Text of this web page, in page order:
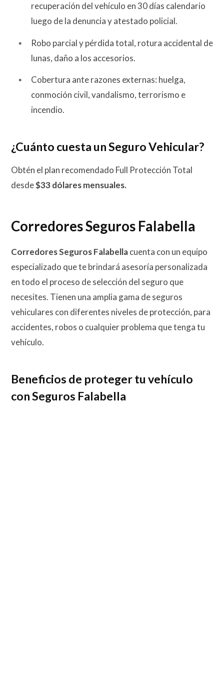
recuperación del vehículo en 30 días calendario
luego de la denuncia y atestado policial.
Robo parcial y pérdida total, rotura accidental de
lunas, daño a los accesorios.
Cobertura ante razones externas: huelga,
conmoción civil, vandalismo, terrorismo e
incendio.
¿Cuánto cuesta un Seguro Vehicular?
Obtén el plan recomendado Full Protección Total
desde$33 dólares mensuales.
Corredores Seguros Falabella
Corredores Seguros Falabellacuenta con un equipo
especializado que te brindará asesoría personalizada
en todo el proceso de selección del seguro que
necesites. Tienen una amplia gama de seguros
vehiculares con diferentes niveles de protección, para
accidentes, robos o cualquier problema que tenga tu
vehículo.
Beneficios de proteger tu vehículo
con Seguros Falabella